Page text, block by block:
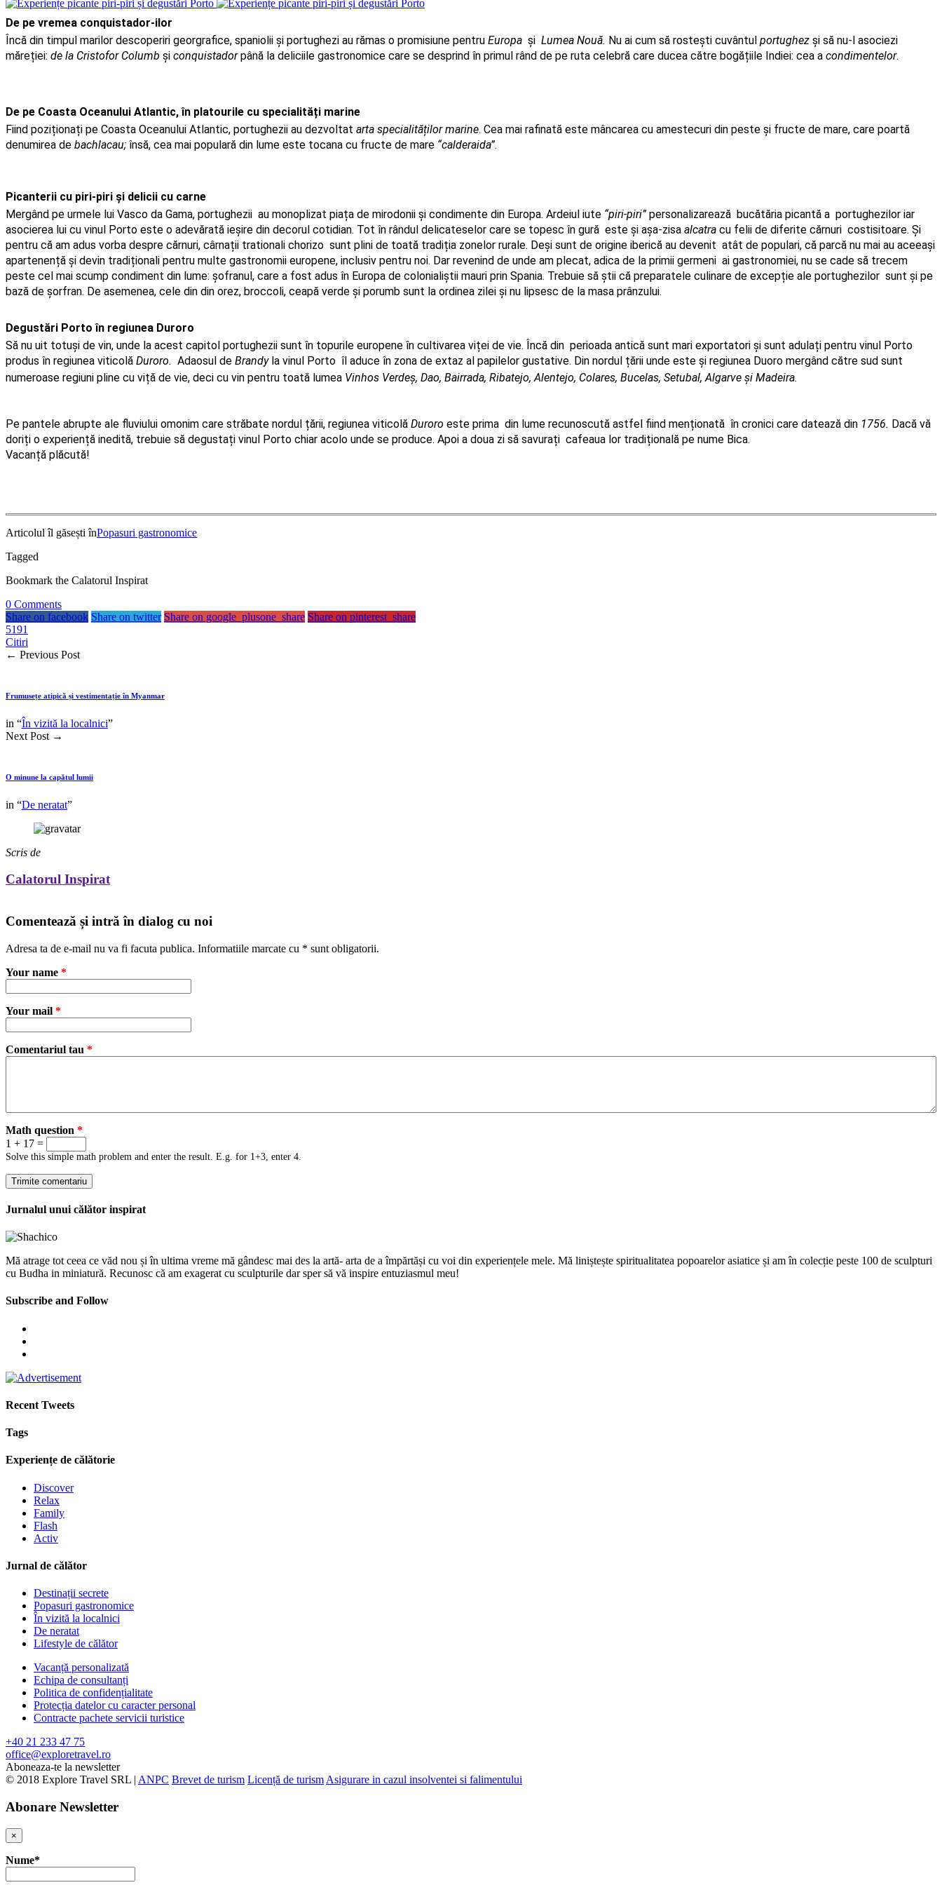
De pe vremea conquistador-ilor
Încă din timpul marilor descoperiri georgrafice, spaniolii și portughezi au rămas o promisiune pentru Europa și Lumea Nouă. Nu ai cum să rostești cuvântul portughez și să nu-l asociezi
măreției: de la Cristofor Columb și conquistador până la deliciile gastronomice care se desprind în primul rând de pe ruta celebră care ducea către bogățiile Indiei: cea a condimentelor.
De pe Coasta Oceanului Atlantic, în platourile cu specialități marine
Fiind poziționați pe Coasta Oceanului Atlantic, portughezii au dezvoltat arta specialităților marine. Cea mai rafinată este mâncarea cu amestecuri din peste și fructe de mare, care poartă
denumirea de bachlacau; însă, cea mai populară din lume este tocana cu fructe de mare “calderaida”.
Picanterii cu piri-piri și delicii cu carne
Mergând pe urmele lui Vasco da Gama, portughezii  au monoplizat piața de mirodonii și condimente din Europa. Ardeiul iute “piri-piri” personalizarează  bucătăria picantă a  portughezilor iar
asocierea lui cu vinul Porto este o adevărată ieșire din decorul cotidian. Tot în rândul delicateselor care se topesc în gură  este și așa-zisa alcatra cu felii de diferite cărnuri  costisitoare. Și
pentru că am adus vorba despre cărnuri, cârnații trationali chorizo  sunt plini de toată tradiția zonelor rurale. Deși sunt de origine iberică au devenit  atât de populari, că parcă nu mai au aceeași
apartenență și devin tradiționali pentru multe gastronomii europene, inclusiv pentru noi. Dar revenind de unde am plecat, adica de la primii germeni  ai gastronomiei, nu se cade să trecem
peste cel mai scump condiment din lume: șofranul, care a fost adus în Europa de colonialiștii mauri prin Spania. Trebuie să știi că preparatele culinare de excepție ale portughezilor  sunt și pe
bază de șorfran. De asemenea, cele din din orez, broccoli, ceapă verde și porumb sunt la ordinea zilei și nu lipsesc de la masa prânzului.
Degustări Porto în regiunea Duroro
Să nu uit totuși de vin, unde la acest capitol portughezii sunt în topurile europene în cultivarea viței de vie. Încă din  perioada antică sunt mari exportatori și sunt adulați pentru vinul Porto
produs în regiunea viticolă Duroro. Adaosul de Brandy la vinul Porto  îl aduce în zona de extaz al papilelor gustative. Din nordul țării unde este și regiunea Duoro mergând către sud sunt
numeroase regiuni pline cu viță de vie, deci cu vin pentru toată lumea Vinhos Verdeș, Dao, Bairrada, Ribatejo, Alentejo, Colares, Bucelas, Setubal, Algarve și Madeira.
Pe pantele abrupte ale fluviului omonim care străbate nordul țării, regiunea viticolă Duroro este prima  din lume recunoscută astfel fiind menționată  în cronici care datează din 1756. Dacă vă
doriți o experiență inedită, trebuie să degustați vinul Porto chiar acolo unde se produce. Apoi a doua zi să savurați  cafeaua lor tradițională pe nume Bica.
Vacanță plăcută!
Articolul îl găsești înPopasuri gastronomice
Tagged
Bookmark the Calatorul Inspirat
0 Comments
Share on facebook Share on twitter Share on google_plusone_share Share on pinterest_share
5191
Citiri
← Previous Post
Frumusețe atipică și vestimentație în Myanmar
in “În vizită la localnici”
Next Post →
O minune la capătul lumii
in “De neratat”
Scris de
Calatorul Inspirat
Comentează și intră în dialog cu noi
Adresa ta de e-mail nu va fi facuta publica. Informatiile marcate cu * sunt obligatorii.
Your name *
Your mail *
Comentariul tau *
Math question *
1 + 17 =
Solve this simple math problem and enter the result. E.g. for 1+3, enter 4.
Jurnalul unui călător inspirat
Mă atrage tot ceea ce văd nou și în ultima vreme mă gândesc mai des la artă- arta de a împărtăși cu voi din experiențele mele. Mă liniștește spiritualitatea popoarelor asiatice și am în colecție peste 100 de sculpturi
cu Budha in miniatură. Recunosc că am exagerat cu sculpturile dar sper să vă inspire entuziasmul meu!
Subscribe and Follow
Recent Tweets
Tags
Experiențe de călătorie
Discover
Relax
Family
Flash
Activ
Jurnal de călător
Destinații secrete
Popasuri gastronomice
În vizită la localnici
De neratat
Lifestyle de călător
Vacanță personalizată
Echipa de consultanți
Politica de confidențialitate
Protecția datelor cu caracter personal
Contracte pachete servicii turistice
+40 21 233 47 75
office@exploretravel.ro
Aboneaza-te la newsletter
© 2018 Explore Travel SRL | ANPC Brevet de turism Licență de turism Asigurare in cazul insolventei si falimentului
Abonare Newsletter
×
Nume*